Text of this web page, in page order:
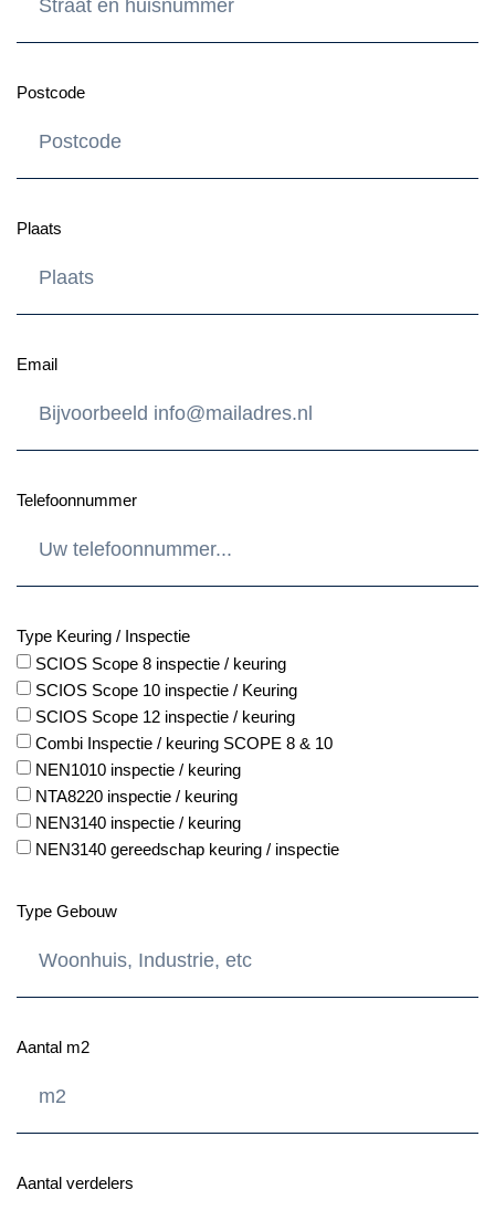
Postcode
Plaats
Email
Telefoonnummer
Type Keuring / Inspectie
SCIOS Scope 8 inspectie / keuring
SCIOS Scope 10 inspectie / Keuring
SCIOS Scope 12 inspectie / keuring
Combi Inspectie / keuring SCOPE 8 & 10
NEN1010 inspectie / keuring
NTA8220 inspectie / keuring
NEN3140 inspectie / keuring
NEN3140 gereedschap keuring / inspectie
Type Gebouw
Aantal m2
Aantal verdelers